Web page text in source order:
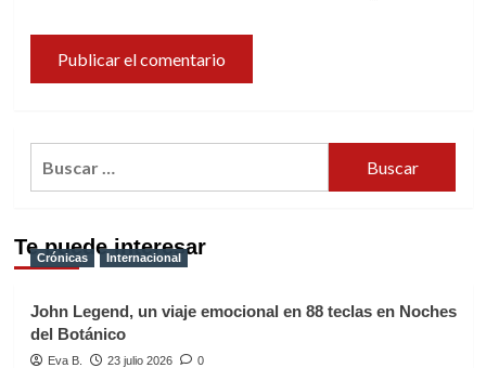
Te puede interesar
Crónicas Internacional
John Legend, un viaje emocional en 88 teclas en Noches
del Botánico
Eva B. 23 julio 2026 0